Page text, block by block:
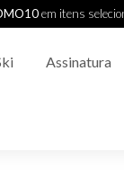
em itens
Assinatura